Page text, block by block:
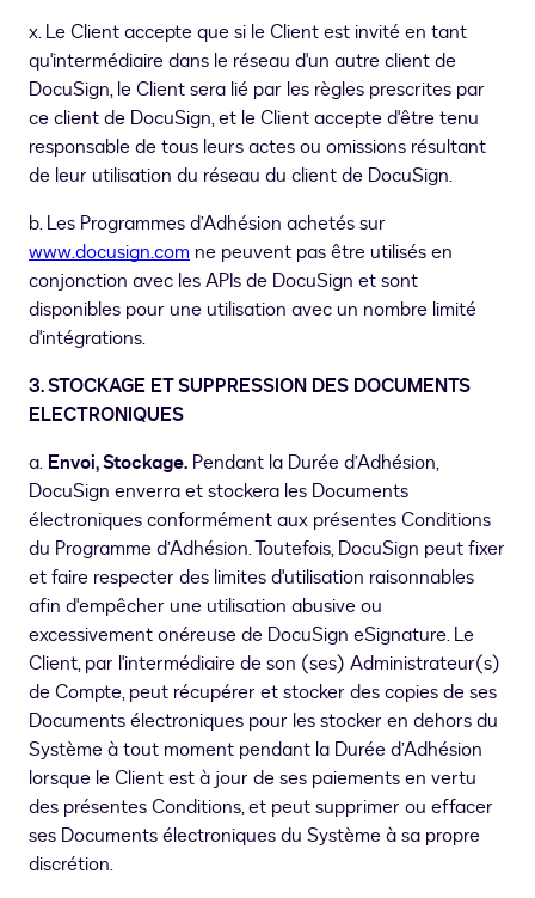
x. Le Client accepte que si le Client est invité en tant
qu'intermédiaire dans le réseau d'un autre client de
DocuSign, le Client sera lié par les règles prescrites par
ce client de DocuSign, et le Client accepte d'être tenu
responsable de tous leurs actes ou omissions résultant
de leur utilisation du réseau du client de DocuSign.
b. Les Programmes d’Adhésion achetés sur
www.docusign.com ne peuvent pas être utilisés en
conjonction avec les APIs de DocuSign et sont
disponibles pour une utilisation avec un nombre limité
d'intégrations.
3. STOCKAGE ET SUPPRESSION DES DOCUMENTS
ELECTRONIQUES
a. Envoi, Stockage. Pendant la Durée d’Adhésion,
DocuSign enverra et stockera les Documents
électroniques conformément aux présentes Conditions
du Programme d’Adhésion. Toutefois, DocuSign peut fixer
et faire respecter des limites d'utilisation raisonnables
afin d'empêcher une utilisation abusive ou
excessivement onéreuse de DocuSign eSignature. Le
Client, par l'intermédiaire de son (ses) Administrateur(s)
de Compte, peut récupérer et stocker des copies de ses
Documents électroniques pour les stocker en dehors du
Système à tout moment pendant la Durée d’Adhésion
lorsque le Client est à jour de ses paiements en vertu
des présentes Conditions, et peut supprimer ou effacer
ses Documents électroniques du Système à sa propre
discrétion.